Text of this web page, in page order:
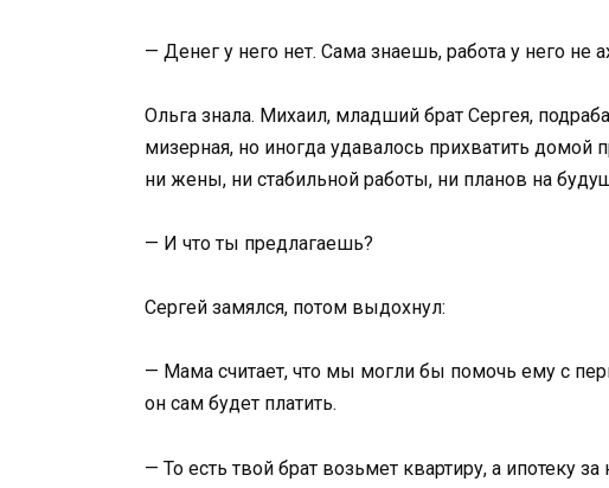
— Денег у него нет. Сама знаешь, работа у него не
Ольга знала. Михаил, младший брат Сергея,
мизерная, но иногда удавалось прихватить домой
ни жены, ни стабильной работы, ни планов на
— И что ты предлагаешь?
Сергей замялся, потом выдохнул:
— Мама считает, что мы могли бы помочь ему с
он сам будет платить.
— То есть твой брат возьмет квартиру, а ипотеку